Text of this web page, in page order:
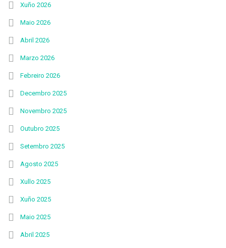
Xuño 2026
Maio 2026
Abril 2026
Marzo 2026
Febreiro 2026
Decembro 2025
Novembro 2025
Outubro 2025
Setembro 2025
Agosto 2025
Xullo 2025
Xuño 2025
Maio 2025
Abril 2025